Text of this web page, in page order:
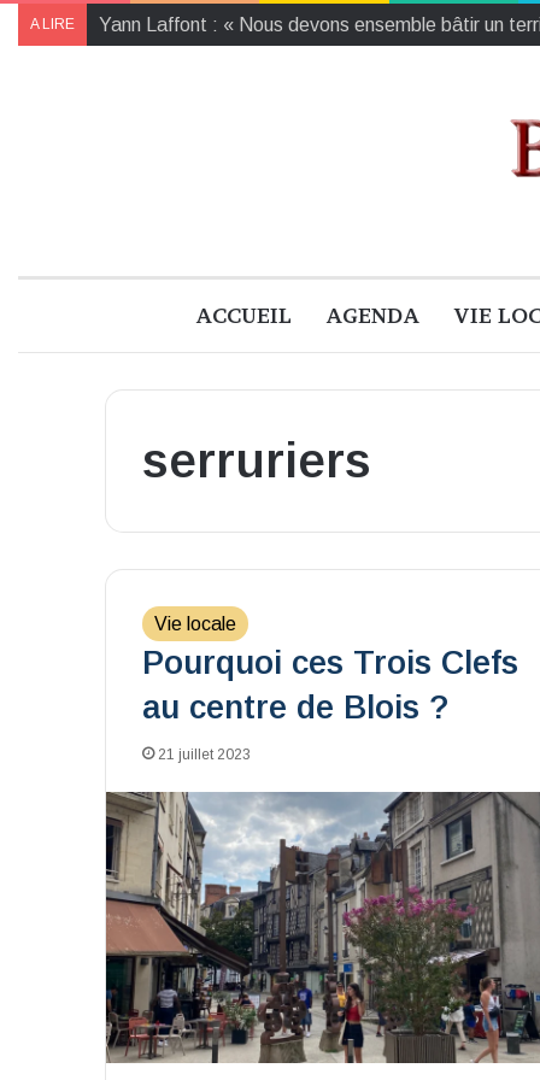
A LIRE Yann Laffont : « Nous devons ensemble bâtir un
ACCUEIL AGENDA VIE
serruriers
Vie locale
Pourquoi ces Trois Clefs
au centre de Blois ?
21 juillet 2023